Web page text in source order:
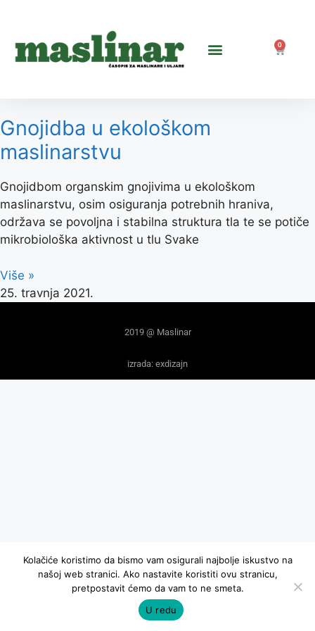
0
Gnojidba u ekološkom
maslinarstvu
Gnojidbom organskim gnojivima u ekološkom
maslinarstvu, osim osiguranja potrebnih hraniva,
održava se povoljna i stabilna struktura tla te se potiče
mikrobiološka aktivnost u tlu Svake
Više »
25. travnja 2021.
2019 @ Maslinar
izrada: exdizajn
Kolačiće koristimo da bismo vam osigurali najbolje iskustvo na
našoj web stranici. Ako nastavite koristiti ovu stranicu,
pretpostavit ćemo da vam to ne smeta.
U redu